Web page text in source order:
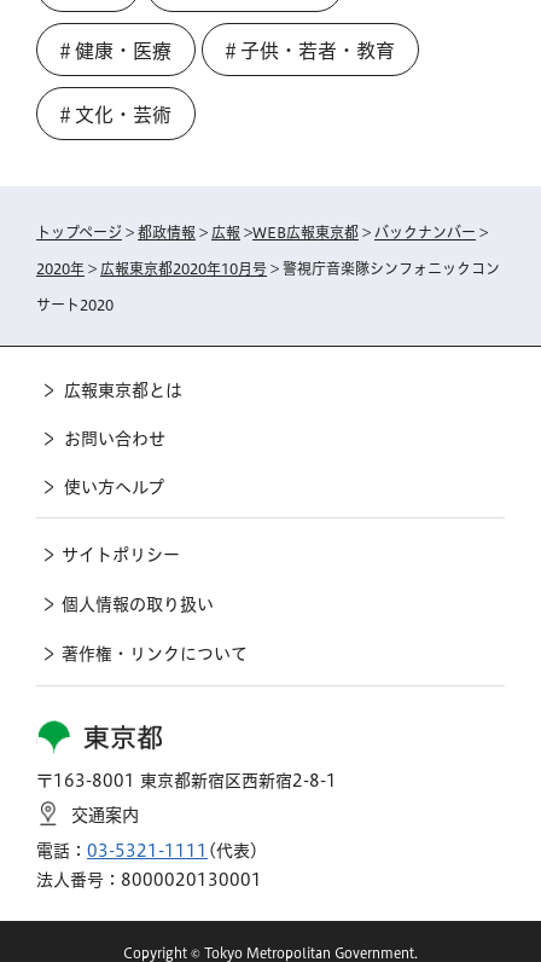
＃健康・医療 ＃子供・若者・教育
＃文化・芸術
トップページ > 都政情報 > 広報 >WEB広報東京都 > バックナンバー >
2020年 > 広報東京都2020年10月号 > 警視庁音楽隊シンフォニックコン
サート2020
東京都
〒163-8001 東京都新宿区西新宿2-8-1
交通案内
電話： 03-5321-1111 (代表)
法人番号：8000020130001
広報東京都とは
お問い合わせ
使い方ヘルプ
サイトポリシー
個人情報の取り扱い
著作権・リンクについて
Copyright © Tokyo Metropolitan Government.